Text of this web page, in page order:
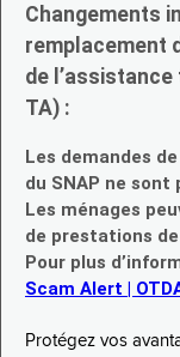
Changements
remplacement
de
TA) :
Les demandes
du SNAP ne
Les ménages
de prestations
Pour plus
Scam Alert |
Protégez vos